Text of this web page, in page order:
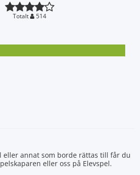
Totalt 514
eller annat som borde rättas till får du
eller oss på Elevspel.